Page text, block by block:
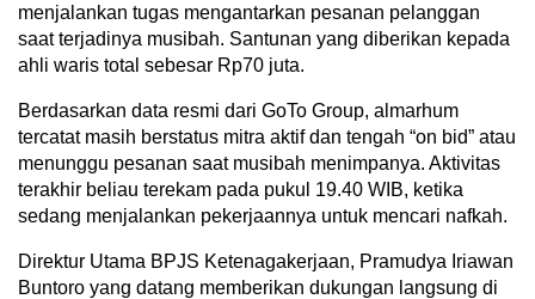
menjalankan tugas mengantarkan pesanan pelanggan
saat terjadinya musibah. Santunan yang diberikan kepada
ahli waris total sebesar Rp70 juta.
Berdasarkan data resmi dari GoTo Group, almarhum
tercatat masih berstatus mitra aktif dan tengah “on bid” atau
menunggu pesanan saat musibah menimpanya. Aktivitas
terakhir beliau terekam pada pukul 19.40 WIB, ketika
sedang menjalankan pekerjaannya untuk mencari nafkah.
Direktur Utama BPJS Ketenagakerjaan, Pramudya Iriawan
Buntoro yang datang memberikan dukungan langsung di